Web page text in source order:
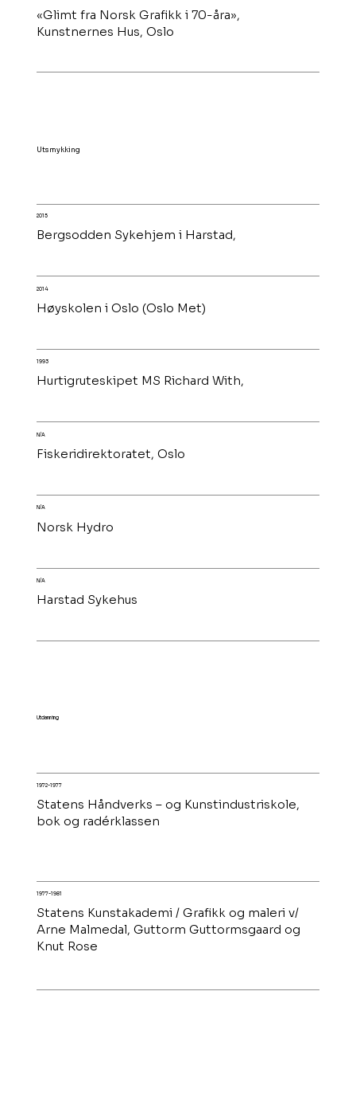
Utdanning
1972-1977
Statens Håndverks – og Kunstindustriskole,
bok og radérklassen
1977-1981
Statens Kunstakademi / Grafikk og maleri v/
Arne Malmedal, Guttorm Guttormsgaard og
Knut Rose
«Glimt fra Norsk Grafikk i 70-åra»,
Kunstnernes Hus, Oslo
Utsmykking
2015
Bergsodden Sykehjem i Harstad,
2014
Høyskolen i Oslo (Oslo Met)
1993
Hurtigruteskipet MS Richard With,
N/A
Fiskeridirektoratet, Oslo
N/A
Norsk Hydro
N/A
Harstad Sykehus